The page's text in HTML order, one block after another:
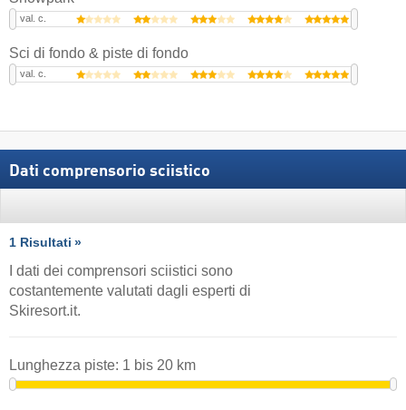
val. c.
Sci di fondo & piste di fondo
val. c.
Dati comprensorio sciistico
1 Risultati
I dati dei comprensori sciistici sono
costantemente valutati dagli esperti di
Skiresort.it.
Lunghezza piste: 1 bis 20 km